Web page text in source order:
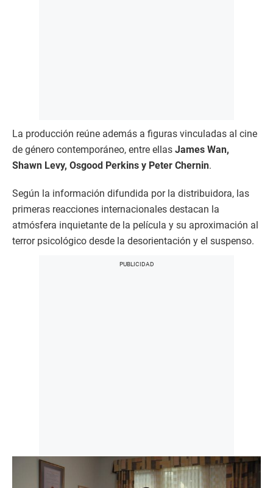
La producción reúne además a figuras vinculadas al cine
de género contemporáneo, entre ellas James Wan,
Shawn Levy, Osgood Perkins y Peter Chernin.
Según la información difundida por la distribuidora, las
primeras reacciones internacionales destacan la
atmósfera inquietante de la película y su aproximación al
terror psicológico desde la desorientación y el suspenso.